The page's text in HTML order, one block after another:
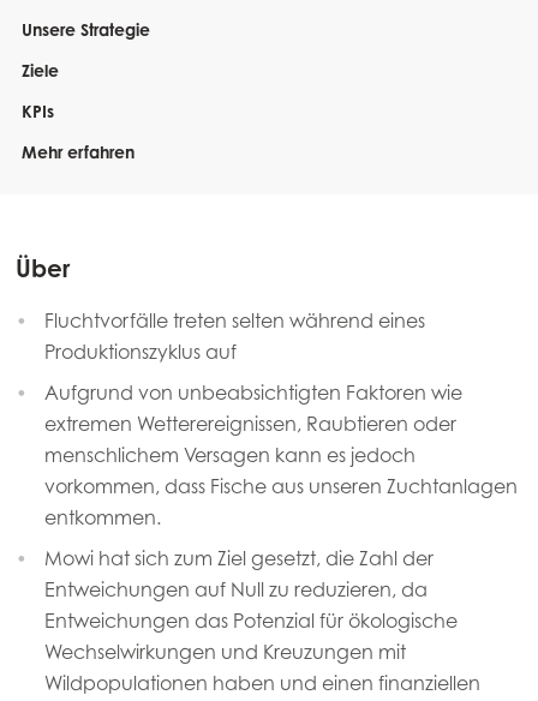
Unsere Strategie
Ziele
KPIs
Mehr erfahren
Über
Fluchtvorfälle treten selten während eines
Produktionszyklus auf
Aufgrund von unbeabsichtigten Faktoren wie
extremen Wetterereignissen, Raubtieren oder
menschlichem Versagen kann es jedoch
vorkommen, dass Fische aus unseren Zuchtanlagen
entkommen.
Mowi hat sich zum Ziel gesetzt, die Zahl der
Entweichungen auf Null zu reduzieren, da
Entweichungen das Potenzial für ökologische
Wechselwirkungen und Kreuzungen mit
Wildpopulationen haben und einen finanziellen